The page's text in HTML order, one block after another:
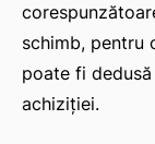
schimb, pentru
poate fi
achiziției.